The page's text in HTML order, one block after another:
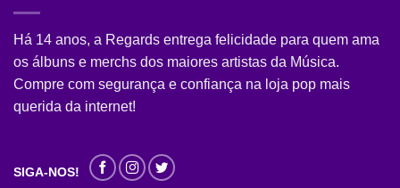
Há 14 anos, a Regards entrega felicidade para quem ama
os álbuns e merchs dos maiores artistas da Música.
Compre com segurança e confiança na loja pop mais
querida da internet!
SIGA-NOS!